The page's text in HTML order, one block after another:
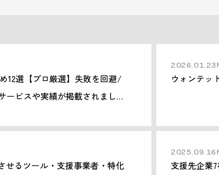
12選【プロ厳選】失敗を回避/
ービスや実績が掲載されまし
ウォンテッ
2026.01.23
せるツール・支援事業者・特化 支援先企業7
2025.09.16